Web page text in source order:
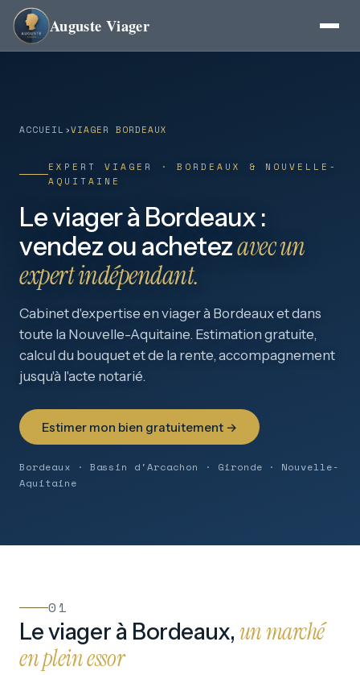
Auguste Viager
ACCUEIL ›VIAGER BORDEAUX
EXPERT VIAGER · BORDEAUX & NOUVELLE-
AQUITAINE
Le viager à Bordeaux :
vendez ou achetezavec un
expert indépendant.
Cabinet d'expertise en viager à Bordeaux et dans
toute la Nouvelle-Aquitaine. Estimation gratuite,
calcul du bouquet et de la rente, accompagnement
jusqu'à l'acte notarié.
Estimer mon bien gratuitement →
Bordeaux · Bassin d'Arcachon · Gironde · Nouvelle-
Aquitaine
01
Le viager à Bordeaux, un marché
en plein essor